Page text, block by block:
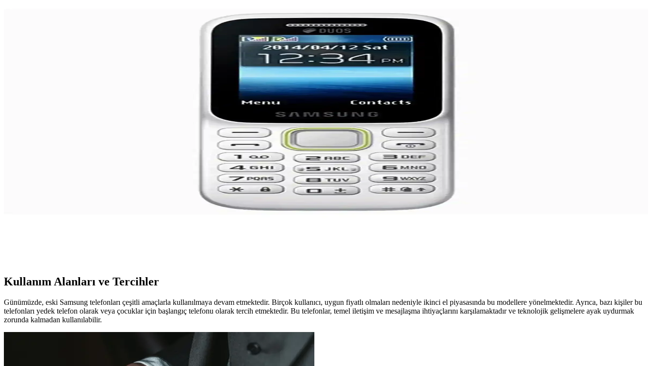
Samsung’un eski telefon modelleri, düşük donanım ve temel iletişim özellikleriyle uygun fiyatlı alternatifler sunar, ikinci el piyasası hareketlidir ve pratik çözümler sağlar.
Samsung Kapaklı Telefonlar: Geçmişten Günümüze Teknolojik ve Tasarımsal Evrim
Samsung'un kapaklı telefonları, teknolojik gelişmeler ve kullanıcı tercihleri nedeniyle günümüzde yerini akıllı telefonlara bırakmıştır. Bu modellerin özellikleri ve günümüzdeki durumu özetleniyor.
Performans Telefonları: Güç ve Verimlilik Sunan En İyi Akıllı Telefon Seçenekleri
Performans telefonları, yüksek işlem gücü, geniş RAM ve gelişmiş grafik özellikleriyle öne çıkar. Güncel modeller yüksek yenileme hızı, hızlı şarj ve gelişmiş soğutma sistemleriyle donatılmıştır.
iPhone 14 Plus ve iPhone 15 Karşılaştırması: Tasarım, Performans ve Kamera Özellikleri
iPhone 14 Plus ve iPhone 15 modellerinin tasarım, performans, kamera ve batarya özelliklerini karşılaştırıyoruz, en uygun seçimi yapmanız için temel bilgiler sunuyoruz.
Telefonlardan Bilgisayara Fotoğraf Aktarma Yöntemleri ve Teknik Detaylar
Telefonlardan bilgisayara fotoğraf aktarmanın en yaygın yolu USB bağlantısıdır. Doğru kablo, uygun mod ve sürücü ile hızlı ve güvenli transfer sağlayabilirsiniz.
En Güncel Akıllı Telefonlar ve Teknolojik Yenilikler Hakkında Kapsamlı Bilgi
Kullanım Alanları ve Tercihler
Günümüzde, eski Samsung telefonları çeşitli amaçlarla kullanılmaya devam etmektedir. Birçok kullanıcı, uygun fiyatlı olmaları nedeniyle ikinci el piyasasında bu modellere yönelmektedir. Ayrıca, bazı kişiler bu
telefonları yedek telefon olarak veya çocuklar için başlangıç telefonu olarak tercih etmektedir. Bu telefonlar, temel iletişim ve mesajlaşma ihtiyaçlarını karşılamaktadır ve teknolojik gelişmelere ayak uydurmak
zorunda kalmadan kullanılabilir.